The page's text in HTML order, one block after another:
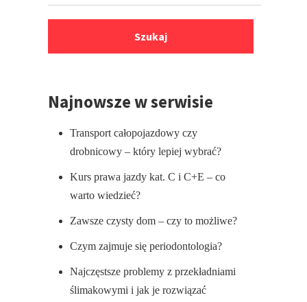
Najnowsze w serwisie
Transport całopojazdowy czy
drobnicowy – który lepiej wybrać?
Kurs prawa jazdy kat. C i C+E – co
warto wiedzieć?
Zawsze czysty dom – czy to możliwe?
Czym zajmuje się periodontologia?
Najczęstsze problemy z przekładniami
ślimakowymi i jak je rozwiązać